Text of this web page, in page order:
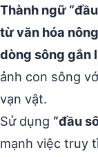
Thành ngữ
từ văn hóa
dòng sông gắn
ảnh con sông
vạn vật.
Sử dụng “đầu
mạnh việc truy